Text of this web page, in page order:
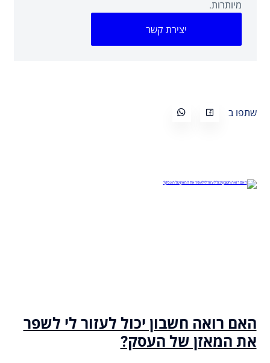
מיותרות.
יצירת קשר
שתפו ב
האם רואה חשבון יכול לעזור לי לשפר
את המאזן של העסק?